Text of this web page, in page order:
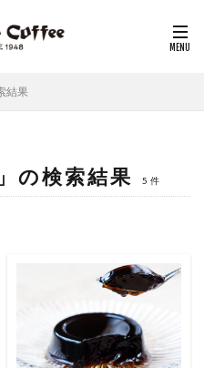
結果
の検索結果 5件
ー アイスコーヒー